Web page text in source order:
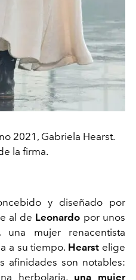
2021, Gabriela Hearst.
la firma.
y diseñado por
al de Leonardo por unos
mujer renacentista
a su tiempo. Hearst elige
afinidades son notables:
herbolaria, una mujer